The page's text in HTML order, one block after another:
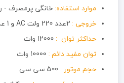
موارد استفاده: خانگی پرمصرف -
خروجی : 2عدد 220 ولت AC و 1 عدد خروجی 12 ولت DC
حداکثر توان : 12000 وات
توان مفید دائم : 10000 وات
حجم موتور : 500 سی سی